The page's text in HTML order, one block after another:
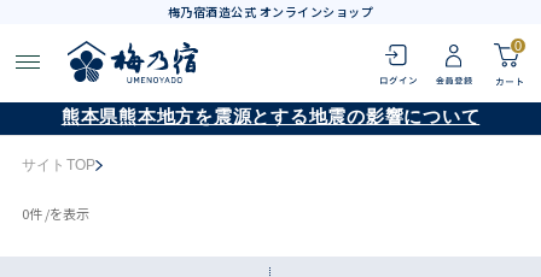
梅乃宿酒造公式 オンラインショップ
0
熊本県熊本地方を震源とする地震の影響について
サイトTOP
0件 /を表示